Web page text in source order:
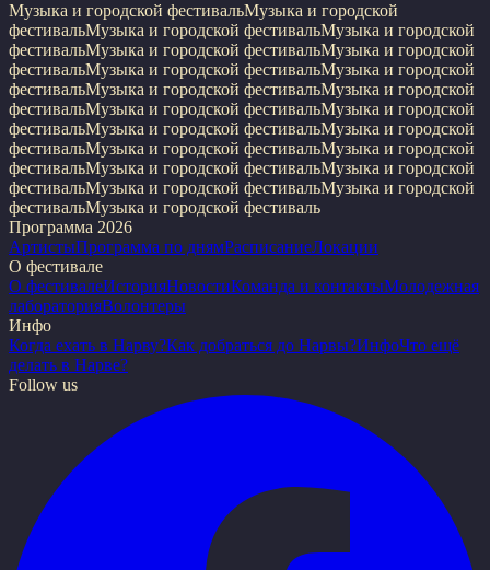
Музыка и городской фестивальМузыка и городской
фестивальМузыка и городской фестивальМузыка и городской
фестивальМузыка и городской фестивальМузыка и городской
фестивальМузыка и городской фестивальМузыка и городской
фестивальМузыка и городской фестивальМузыка и городской
фестивальМузыка и городской фестивальМузыка и городской
фестивальМузыка и городской фестивальМузыка и городской
фестивальМузыка и городской фестивальМузыка и городской
фестивальМузыка и городской фестивальМузыка и городской
фестивальМузыка и городской фестивальМузыка и городской
фестивальМузыка и городской фестиваль
Программа 2026
АртистыПрограмма по днямРасписаниеЛокации
О фестивале
О фестивалеИсторияНовостиКоманда и контактыМолодежная
лабораторияВолонтеры
Инфо
Когда ехать в Нарву?Как добраться до Нарвы?ИнфоЧто ещё
делать в Нарве?
Follow us